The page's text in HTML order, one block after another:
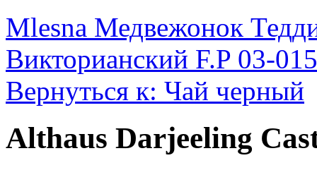
Mlesna Медвежонок
Викторианский F.P 03-
Вернуться к: Чай черный
Althaus Darjeeling